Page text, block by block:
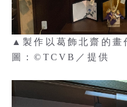
▲製作以葛飾北齋的
圖：©TCVB／提供